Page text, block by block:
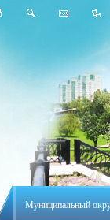
Муниципальный